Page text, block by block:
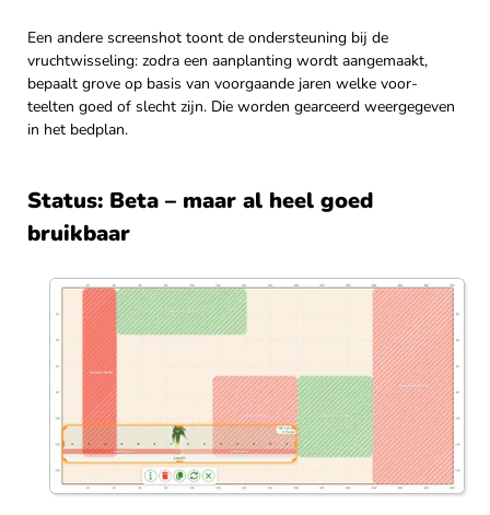
Een andere screenshot toont de ondersteuning bij de
vruchtwisseling: zodra een aanplanting wordt aangemaakt,
bepaalt grove op basis van voorgaande jaren welke voor-
teelten goed of slecht zijn. Die worden gearceerd weergegeven
in het bedplan.
Status: Beta – maar al heel goed
bruikbaar